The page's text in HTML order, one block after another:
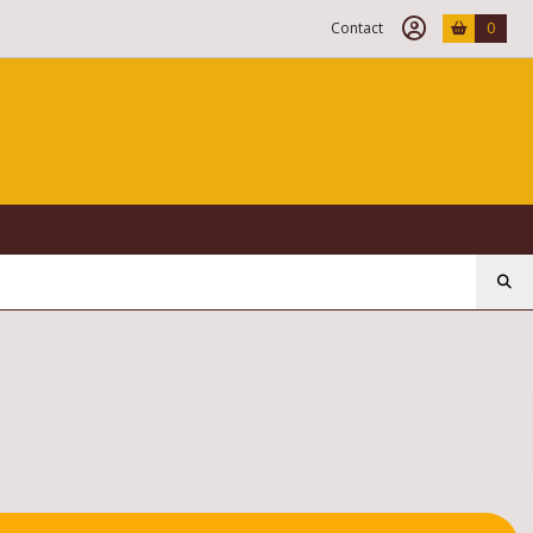
Contact 0